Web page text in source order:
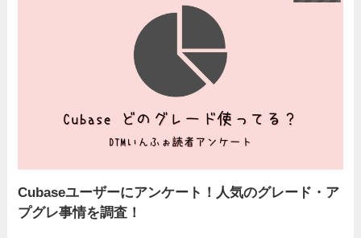
Cubaseユーザーにアンケート！人気のグレード・ア
プグレ事情を調査！